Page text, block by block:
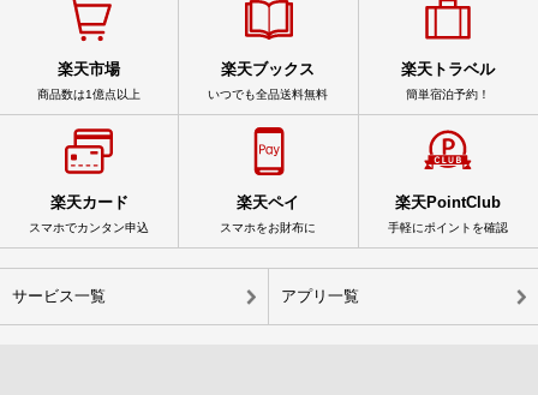
楽天市場
商品数は1億点以上
楽天ブックス
いつでも全品送料無料
楽天トラベル
簡単宿泊予約！
楽天カード
スマホでカンタン申込
楽天ペイ
スマホをお財布に
楽天PointClub
手軽にポイントを確認
サービス一覧 アプリ一覧